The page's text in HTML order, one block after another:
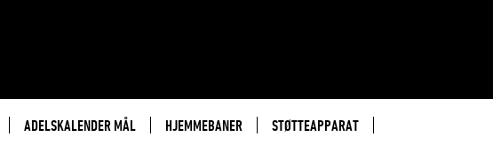
ADELSKALENDER MÅL HJEMMEBANER STØTTEAPPARAT